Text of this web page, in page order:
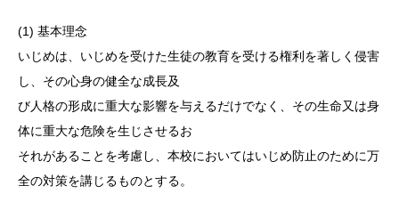
(1) 基本理念
いじめは、いじめを受けた生徒の教育を受ける権利を著しく侵害
し、その心身の健全な成長及
び人格の形成に重大な影響を与えるだけでなく、その生命又は身
体に重大な危険を生じさせるお
それがあることを考慮し、本校においてはいじめ防止のために万
全の対策を講じるものとする。
Fixed-time system
卒業生の皆さん・同窓会